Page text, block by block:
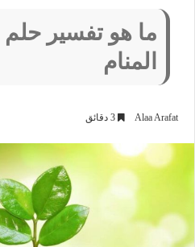
ما هو تفسير
المنام
Alaa Arafat